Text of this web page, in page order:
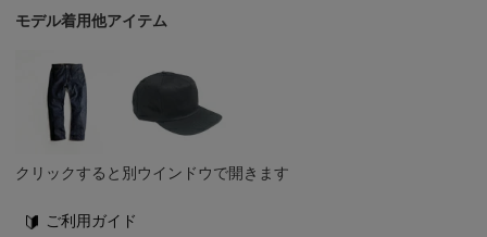
モデル着用他アイテム
クリックすると別ウインドウで開きます
ご利用ガイド